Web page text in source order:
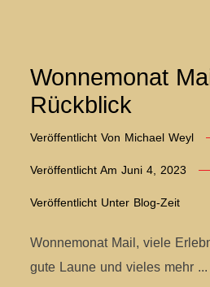
Wonnemonat
Rückblick
Veröffentlicht Von Michael Weyl
Veröffentlicht AmJuni 4, 2023
Veröffentlicht Unter Blog-Zeit
Wonnemonat Mail, viele
gute Laune und vieles mehr ...